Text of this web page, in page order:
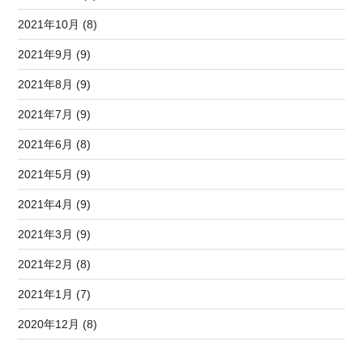
2021年10月 (8)
2021年9月 (9)
2021年8月 (9)
2021年7月 (9)
2021年6月 (8)
2021年5月 (9)
2021年4月 (9)
2021年3月 (9)
2021年2月 (8)
2021年1月 (7)
2020年12月 (8)